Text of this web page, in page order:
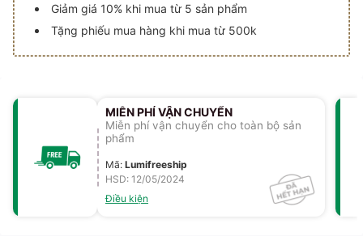
Giảm giá 10% khi mua từ 5 sản phẩm
Tặng phiếu mua hàng khi mua từ 500k
MIỄN PHÍ VẬN CHUYỂN
Miễn phí vận chuyển cho toàn bộ sản
phẩm
Mã: Lumifreeship
HSD: 12/05/2024
Điều kiện